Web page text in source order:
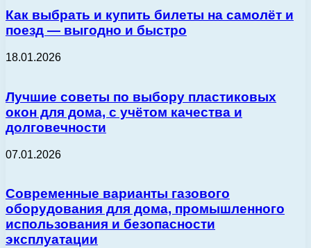
Как выбрать и купить билеты на самолёт и
поезд — выгодно и быстро
18.01.2026
Лучшие советы по выбору пластиковых
окон для дома, с учётом качества и
долговечности
07.01.2026
Современные варианты газового
оборудования для дома, промышленного
использования и безопасности
эксплуатации